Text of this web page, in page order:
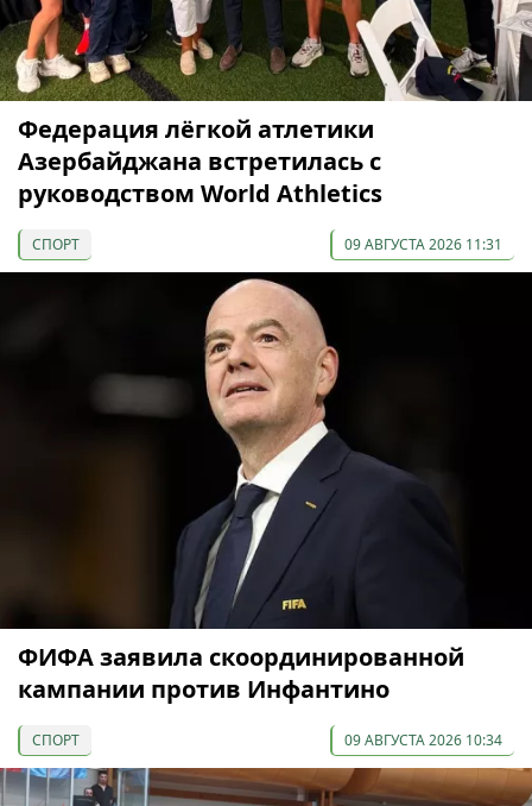
Федерация лёгкой атлетики
Азербайджана встретилась с
руководством World Athletics
СПОРТ 09 АВГУСТА 2026 11:31
ФИФА заявила скоординированной
кампании против Инфантино
СПОРТ 09 АВГУСТА 2026 10:34